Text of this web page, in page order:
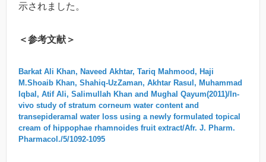
示されました。
＜参考文献＞
Barkat Ali Khan, Naveed Akhtar, Tariq Mahmood, Haji
M.Shoaib Khan, Shahiq-UzZaman, Akhtar Rasul, Muhammad
Iqbal, Atif Ali, Salimullah Khan and Mughal Qayum(2011)/In-
vivo study of stratum corneum water content and
transepideramal water loss using a newly formulated topical
cream of hippophae rhamnoides fruit extract/Afr. J. Pharm.
Pharmacol./5/1092-1095